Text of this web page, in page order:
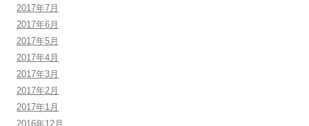
2017年7月
2017年6月
2017年5月
2017年4月
2017年3月
2017年2月
2017年1月
2016年12月